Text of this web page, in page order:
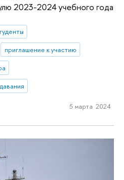
2023-2024 учебного года
приглашение к участию
5 марта 2024